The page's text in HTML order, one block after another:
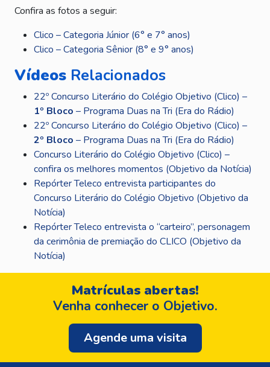
Confira as fotos a seguir:
Clico – Categoria Júnior (6° e 7° anos)
Clico – Categoria Sênior (8° e 9° anos)
Vídeos Relacionados
22º Concurso Literário do Colégio Objetivo (Clico) –
1º Bloco – Programa Duas na Tri (Era do Rádio)
22º Concurso Literário do Colégio Objetivo (Clico) –
2º Bloco – Programa Duas na Tri (Era do Rádio)
Concurso Literário do Colégio Objetivo (Clico) –
confira os melhores momentos (Objetivo da Notícia)
Repórter Teleco entrevista participantes do
Concurso Literário do Colégio Objetivo (Objetivo da
Notícia)
Repórter Teleco entrevista o “carteiro”, personagem
da cerimônia de premiação do CLICO (Objetivo da
Notícia)
Matrículas abertas!
Venha conhecer o Objetivo.
Agende uma visita